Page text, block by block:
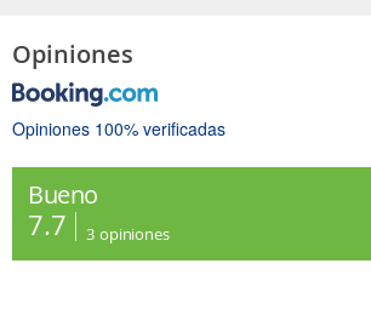
Opiniones
Opiniones 100% verificadas
Bueno
7.7 3 opiniones